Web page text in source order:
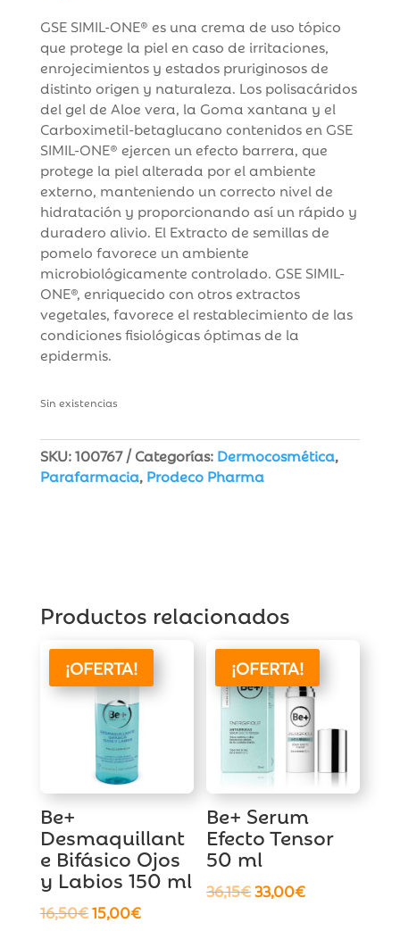
GSE SIMIL-ONE® es una crema de uso tópico
que protege la piel en caso de irritaciones,
enrojecimientos y estados pruriginosos de
distinto origen y naturaleza. Los polisacáridos
del gel de Aloe vera, la Goma xantana y el
Carboximetil-betaglucano contenidos en GSE
SIMIL-ONE® ejercen un efecto barrera, que
protege la piel alterada por el ambiente
externo, manteniendo un correcto nivel de
hidratación y proporcionando así un rápido y
duradero alivio. El Extracto de semillas de
pomelo favorece un ambiente
microbiológicamente controlado. GSE SIMIL-
ONE®, enriquecido con otros extractos
vegetales, favorece el restablecimiento de las
condiciones fisiológicas óptimas de la
epidermis.
Sin existencias
SKU:100767 Categorías: Dermocosmética,
Parafarmacia, Prodeco Pharma
Productos relacionados
¡OFERTA!
Be+
Desmaquillant
e Bifásico Ojos
y Labios 150 ml
16,50€El
15,00€El
¡OFERTA!
Be+ Serum
Efecto Tensor
50 ml
36,15€El
33,00€El